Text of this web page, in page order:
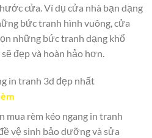
cửa. Ví dụ cửa nhà bạn dạng
bức tranh hình vuông, cửa
những bức tranh dạng khổ
đẹp và hoàn hảo hơn.
mua rèm kéo ngang in tranh
vệ sinh bảo dưỡng và sửa